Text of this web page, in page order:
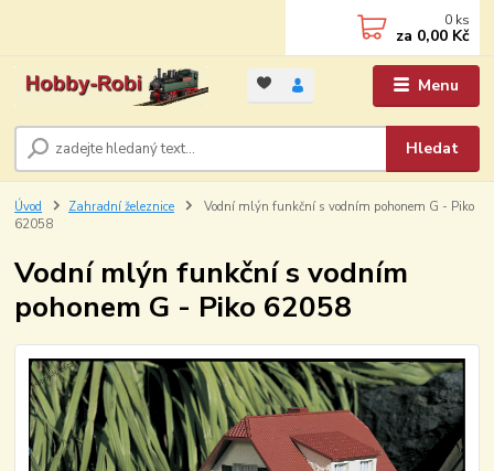
Menu
Hledat
0 ks
za 0,00 Kč
Úvod Zahradní železnice
Vodní mlýn funkční s vodním pohonem G - Piko
62058
Vodní mlýn funkční s vodním
pohonem G - Piko 62058